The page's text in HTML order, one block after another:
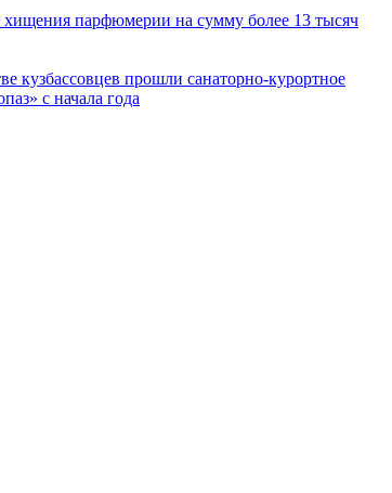
парфюмерии на сумму более 13 тысяч
кузбассовцев прошли санаторно-курортное
с начала года